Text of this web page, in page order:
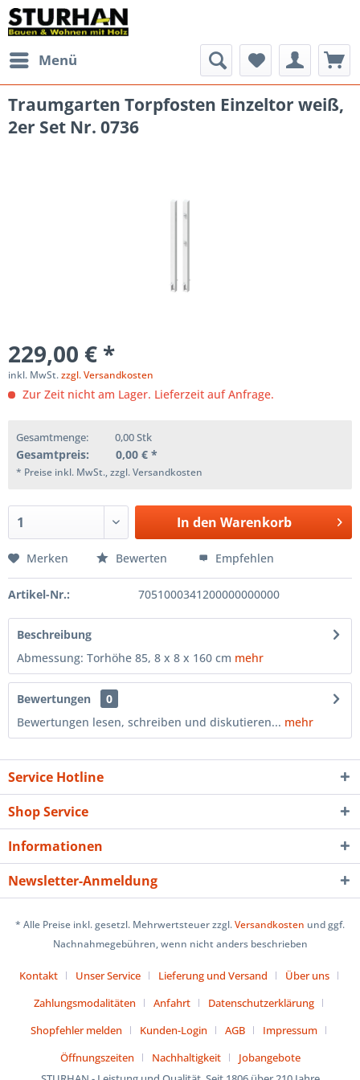
Menü
Traumgarten Torpfosten Einzeltor weiß,
2er Set Nr. 0736
229,00 € *
inkl. MwSt.zzgl. Versandkosten
Zur Zeit nicht am Lager. Lieferzeit auf Anfrage.
Gesamtmenge: 0,00Stk
Gesamtpreis: 0,00 € *
* Preise inkl. MwSt., zzgl. Versandkosten
In den Warenkorb
Merken Bewerten Empfehlen
Artikel-Nr.: 7051000341200000000000
Beschreibung
Abmessung: Torhöhe 85, 8 x 8 x 160 cm mehr
Bewertungen
0
Bewertungen lesen, schreiben und diskutieren... mehr
Service Hotline
Shop Service
Informationen
Newsletter-Anmeldung
* Alle Preise inkl. gesetzl. Mehrwertsteuer zzgl.Versandkosten und ggf.
Nachnahmegebühren, wenn nicht anders beschrieben
Kontakt Unser Service Lieferung und Versand
Über uns
Zahlungsmodalitäten
Anfahrt
Datenschutzerklärung
Shopfehler melden
Kunden-Login AGB
Impressum
Öffnungszeiten
Nachhaltigkeit
Jobangebote